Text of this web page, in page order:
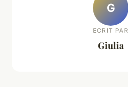
G
ECRIT PAR
Giulia